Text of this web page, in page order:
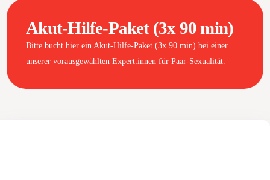
Akut-Hilfe-Paket (3x 90 min)
Bitte bucht hier ein Akut-Hilfe-Paket (3x 90 min) bei einer
unserer vorausgewählten Expert:innen für Paar-Sexualität.